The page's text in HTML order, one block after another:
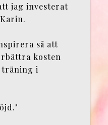
jag investerat
så att
kosten
träning i